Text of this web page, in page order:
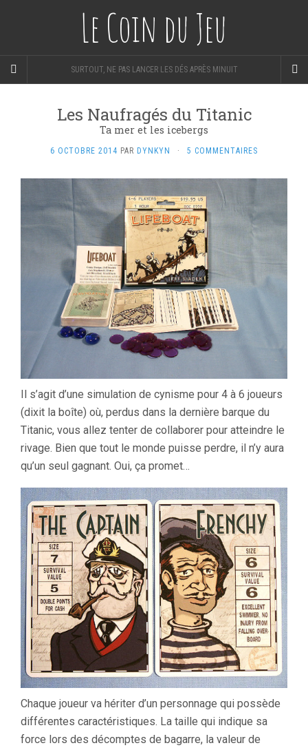
Le Coin du Jeu
SURTOUT, NE PAS LANCER LES DÉS APRÈS MINUIT
Les Naufragés du Titanic
Ta mer et les icebergs
6 OCTOBRE 2014 PAR DYNKYN · 5 COMMENTAIRES
Il s’agit d’une simulation de cynisme pour 4 à 6 joueurs
(dixit la boîte) où, perdus dans la dernière barque du
Titanic, vous allez tenter de collaborer pour atteindre le
rivage. Bien que tout le monde puisse perdre, il n’y aura
qu’un seul gagnant. Oui, ça promet…
Chaque joueur va hériter d’un personnage qui possède
différentes caractéristiques. La taille qui indique sa
force lors des décomptes de bagarre, la valeur de